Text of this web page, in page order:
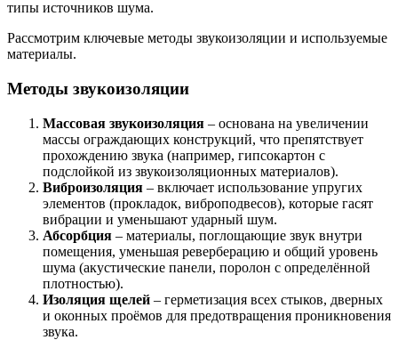
типы источников шума.
Рассмотрим ключевые методы звукоизоляции и используемые
материалы.
Методы звукоизоляции
Массовая звукоизоляция – основана на увеличении
массы ограждающих конструкций, что препятствует
прохождению звука (например, гипсокартон с
подслойкой из звукоизоляционных материалов).
Виброизоляция – включает использование упругих
элементов (прокладок, виброподвесов), которые гасят
вибрации и уменьшают ударный шум.
Абсорбция – материалы, поглощающие звук внутри
помещения, уменьшая реверберацию и общий уровень
шума (акустические панели, поролон с определённой
плотностью).
Изоляция щелей – герметизация всех стыков, дверных
и оконных проёмов для предотвращения проникновения
звука.